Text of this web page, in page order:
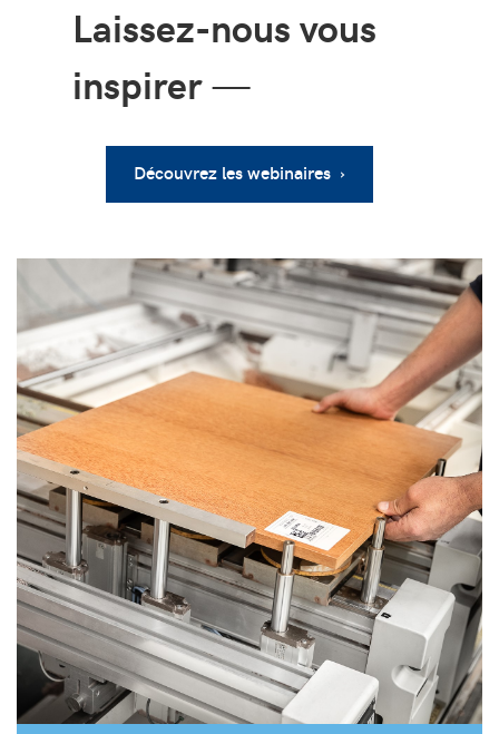
Laissez-nous vous
inspirer—
Découvrez les webinaires ›